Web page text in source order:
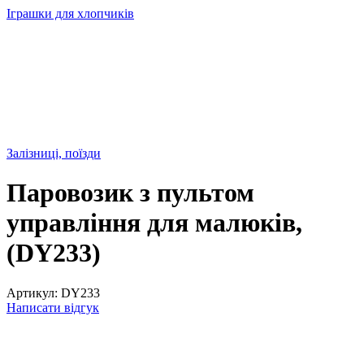
Іграшки для хлопчиків
Залізниці, поїзди
Паровозик з пультом
управління для малюків,
(DY233)
Артикул: DY233
Написати відгук